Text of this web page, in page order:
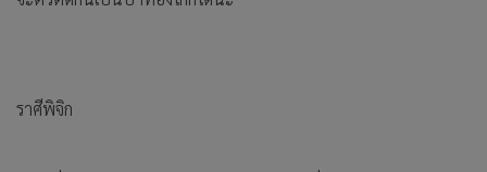
ราศีพิจิก